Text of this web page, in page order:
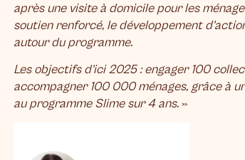
après une visite à domicile pour les
soutien renforcé, le développement
autour du programme.
Les objectifs d’ici 2025 : engager 100
accompagner 100 000 ménages, grâce à
au programme Slime sur 4 ans. »